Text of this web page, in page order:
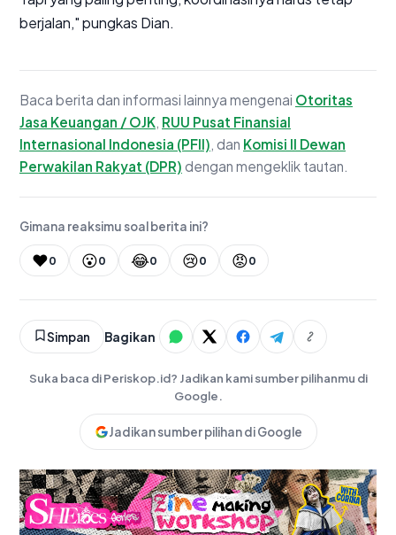
berjalan," pungkas Dian.
Baca berita dan informasi lainnya mengenai Otoritas
Jasa Keuangan / OJK, RUU Pusat Finansial
Internasional Indonesia (PFII), dan Komisi II Dewan
Perwakilan Rakyat (DPR) dengan mengeklik tautan.
Gimana reaksimu soal berita ini?
❤️0 😮0 😂0 😢0 😡0
Simpan Bagikan
Suka baca di Periskop.id? Jadikan kami sumber pilihanmu di
Google.
Jadikan sumber pilihan di Google